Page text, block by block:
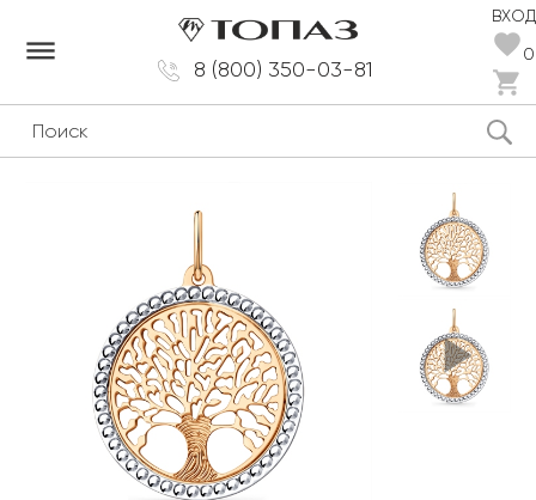
8 (800) 350-03-81
ВХОД
0
dehaze